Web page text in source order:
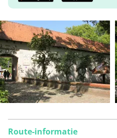
Route-informatie